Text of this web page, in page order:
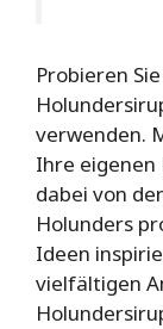
Probieren
verwenden.
Ihre
dabei von
Holunders
Ideen
vielfältigen